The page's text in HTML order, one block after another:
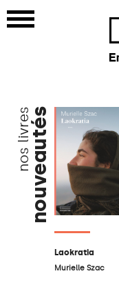
nos livresnouveautés
Laokratia
Murielle Szac